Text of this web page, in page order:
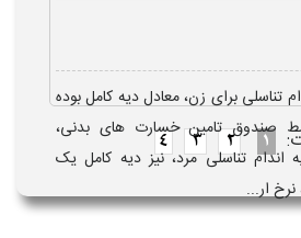
دیه اندام تناسلی برای زن، معادل دیه کامل بوده
صندوق تامین خسارت های بدنی،
تناسلی مرد، نیز دیه کامل یک
ار...
1
2
3
4